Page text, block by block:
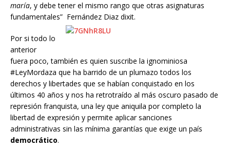
maría, y debe tener el mismo rango que otras asignaturas
fundamentales” Fernández Diaz dixit.
Por si todo lo
anterior
fuera poco, también es quien suscribe la ignominiosa
#LeyMordaza que ha barrido de un plumazo todos los
derechos y libertades que se habían conquistado en los
últimos 40 años y nos ha retrotraído al más oscuro pasado de
represión franquista, una ley que aniquila por completo la
libertad de expresión y permite aplicar sanciones
administrativas sin las mínima garantías que exige un país
democrático.